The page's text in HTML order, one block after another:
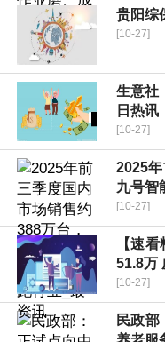
贵阳综
[10-27]
生意社
日热讯
[10-27]
2025
九号智
[10-27]
【速
51.8万
[10-27]
民政部